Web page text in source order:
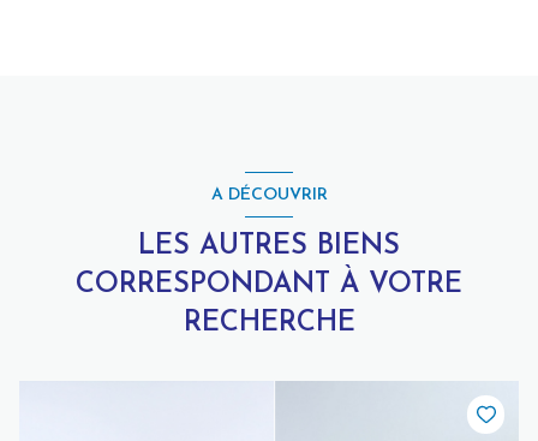
A DÉCOUVRIR
LES AUTRES BIENS
CORRESPONDANT À VOTRE
RECHERCHE